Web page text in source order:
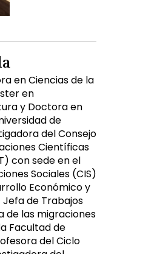
en Ciencias de la
en
y Doctora en
de
del Consejo
Científicas
con sede en el
Sociales (CIS)
Económico y
de Trabajos
de las migraciones
Facultad de
del Ciclo